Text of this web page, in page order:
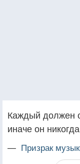
Каждый должен
иначе он
— Призрак